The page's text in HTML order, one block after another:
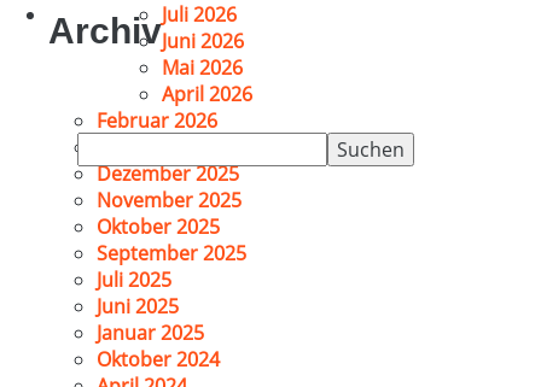
Suchen
nach:
ArchivJuli 2026
Juni 2026
Mai 2026
April 2026
Februar 2026
Dezember 2025
November 2025
Oktober 2025
September 2025
Juli 2025
Juni 2025
Januar 2025
Oktober 2024